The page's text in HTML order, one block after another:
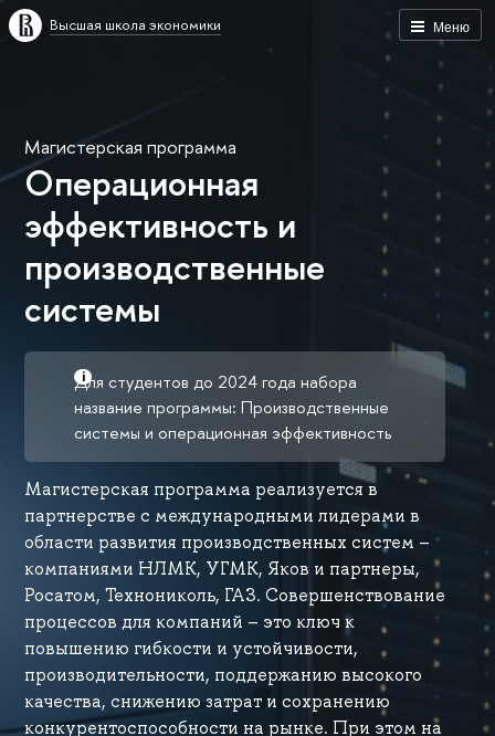
Меню
Высшая школа экономики
Магистерская программа
Операционная
эффективность и
производственные
системы
Для студентов до 2024 года набора
название программы: Производственные
системы и операционная эффективность
Магистерская программа реализуется в
партнерстве с международными лидерами в
области развития производственных систем –
компаниями НЛМК, УГМК, Яков и партнеры,
Росатом, Технониколь, ГАЗ. Совершенствование
процессов для компаний – это ключ к
повышению гибкости и устойчивости,
производительности, поддержанию высокого
качества, снижению затрат и сохранению
конкурентоспособности на рынке. При этом на